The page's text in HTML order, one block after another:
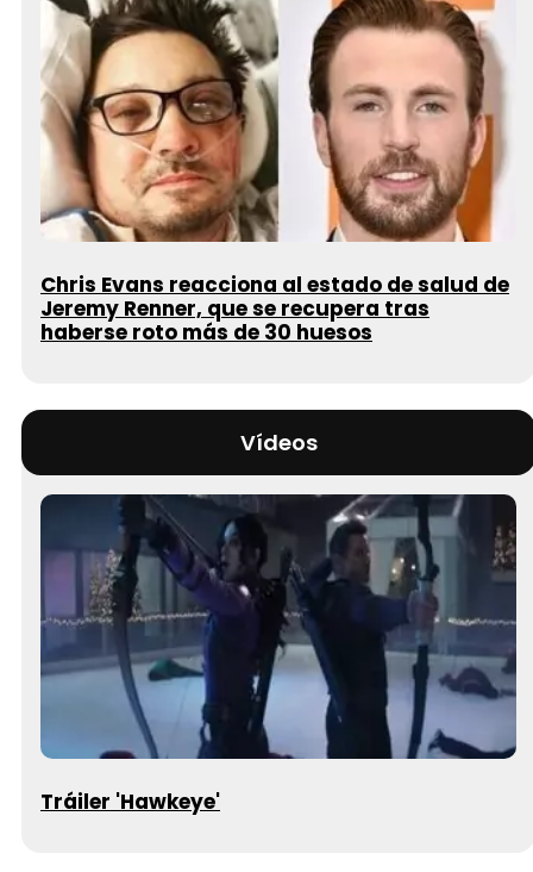
Chris Evans reacciona al estado de salud de
Jeremy Renner, que se recupera tras
haberse roto más de 30 huesos
Vídeos
Tráiler 'Hawkeye'